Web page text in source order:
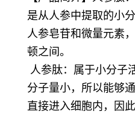
是从人参中提取的小
人参皂苷和微量元素
顿之间。
人参肽：属于小分子
分子量小，所以能够
直接进入细胞内，因